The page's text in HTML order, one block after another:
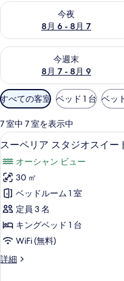
の
写
真
ャ
ラ
リ
ー
今夜
8月 6 - 8月 7
今夜 8月 6 - 8月 7 の空室状
今週末
8月 7 - 8月 9
今週末 8月 7 - 8月 9 の空室
利
用
可
能
な
客
室
の
絞
り
込
み
条
すべての客室 ベッド 1 台 ベッ
7 室中 7 室を表示中
ス
ペ
リ
ア
ス
タ
オ
7
スーペリア スタジオスイー
オーシャン ビュー
30 ㎡
ベッドルーム 1 室
定員 3 名
キングベッド 1 台
WiFi (無料)
詳細
ス